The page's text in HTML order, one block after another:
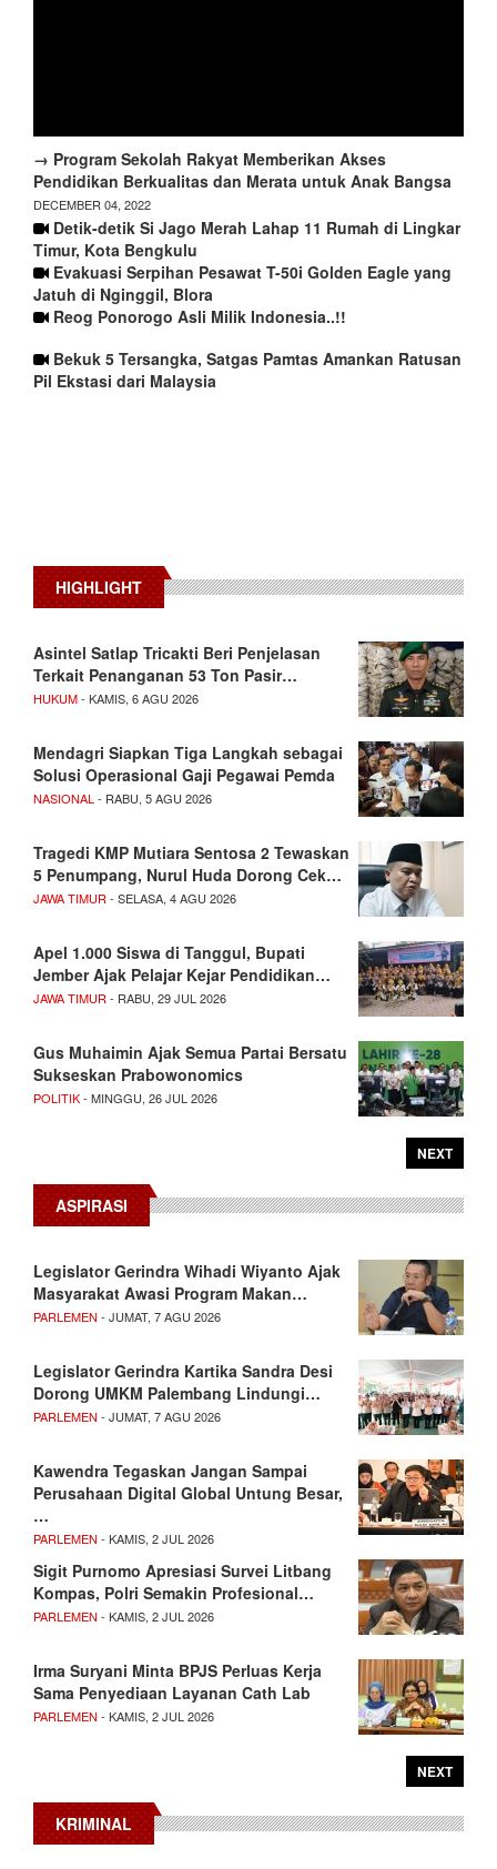
→ Program Sekolah Rakyat Memberikan Akses
Pendidikan Berkualitas dan Merata untuk Anak Bangsa
DECEMBER 04, 2022
Detik-detik Si Jago Merah Lahap 11 Rumah di Lingkar
Timur, Kota Bengkulu
Evakuasi Serpihan Pesawat T-50i Golden Eagle yang
Jatuh di Nginggil, Blora
Reog Ponorogo Asli Milik Indonesia..!!
Bekuk 5 Tersangka, Satgas Pamtas Amankan Ratusan
Pil Ekstasi dari Malaysia
HIGHLIGHT
Asintel Satlap Tricakti Beri Penjelasan
Terkait Penanganan 53 Ton Pasir…
HUKUM- KAMIS, 6 AGU 2026
Mendagri Siapkan Tiga Langkah sebagai
Solusi Operasional Gaji Pegawai Pemda
NASIONAL - RABU, 5 AGU 2026
Tragedi KMP Mutiara Sentosa 2 Tewaskan
5 Penumpang, Nurul Huda Dorong Cek…
JAWA TIMUR - SELASA, 4 AGU 2026
Apel 1.000 Siswa di Tanggul, Bupati
Jember Ajak Pelajar Kejar Pendidikan…
JAWA TIMUR - RABU, 29 JUL 2026
Gus Muhaimin Ajak Semua Partai Bersatu
Sukseskan Prabowonomics
POLITIK- MINGGU, 26 JUL 2026
NEXT
ASPIRASI
Legislator Gerindra Wihadi Wiyanto Ajak
Masyarakat Awasi Program Makan…
PARLEMEN - JUMAT, 7 AGU 2026
Legislator Gerindra Kartika Sandra Desi
Dorong UMKM Palembang Lindungi…
PARLEMEN - JUMAT, 7 AGU 2026
Kawendra Tegaskan Jangan Sampai
Perusahaan Digital Global Untung Besar,
…
PARLEMEN - KAMIS, 2 JUL 2026
Sigit Purnomo Apresiasi Survei Litbang
Kompas, Polri Semakin Profesional…
PARLEMEN - KAMIS, 2 JUL 2026
Irma Suryani Minta BPJS Perluas Kerja
Sama Penyediaan Layanan Cath Lab
PARLEMEN - KAMIS, 2 JUL 2026
NEXT
KRIMINAL